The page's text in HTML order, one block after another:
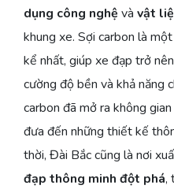
dụng công nghệ và vật
khung xe. Sợi carbon là
kể nhất, giúp xe đạp trở
cường độ bền và khả năng
carbon đã mở ra không
đưa đến những thiết kế
thời, Đài Bắc cũng là nơi
đạp thông minh đột phá,